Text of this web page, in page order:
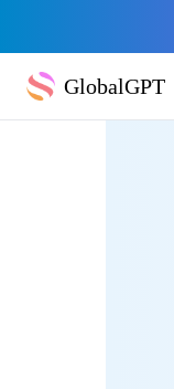
GlobalGPT